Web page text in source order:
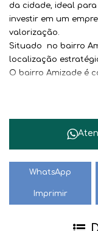
da cidade, ideal
investir em um
valorização.
Situado
no bairro
localização
O bairro Amizade é
proximidade a uma
essenciais,
Contando com
durabilidade. A
futuro.
Jaraguá do Sul,
Catarina, é um polo
WhatsApp
Imprimir